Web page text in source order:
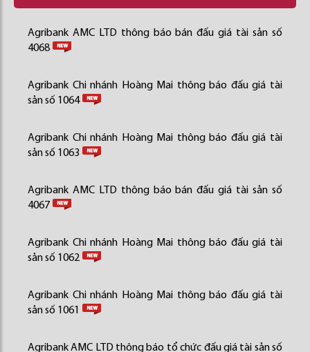
Agribank AMC LTD thông báo bán đấu giá tài sản số
4068
Agribank Chi nhánh Hoàng Mai thông báo đấu giá tài
sản số 1064
Agribank Chi nhánh Hoàng Mai thông báo đấu giá tài
sản số 1063
Agribank AMC LTD thông báo bán đấu giá tài sản số
4067
Agribank Chi nhánh Hoàng Mai thông báo đấu giá tài
sản số 1062
Agribank Chi nhánh Hoàng Mai thông báo đấu giá tài
sản số 1061
Agribank AMC LTD thông báo tổ chức đấu giá tài sản số